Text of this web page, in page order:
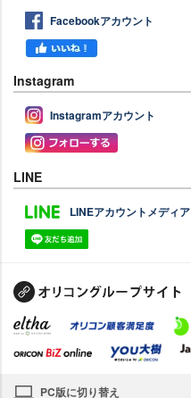
Facebookアカウント
Instagram
Instagramアカウント
LINE
LINEアカウントメディア
PC版に切り替え